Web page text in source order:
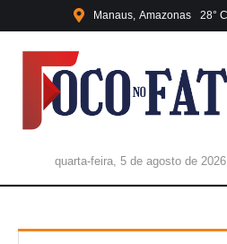
Manaus Amazonas 28
quarta-feira, 5 de agosto de 2026